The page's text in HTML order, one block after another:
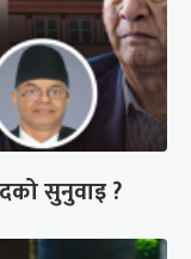
सुनुवाइ ?